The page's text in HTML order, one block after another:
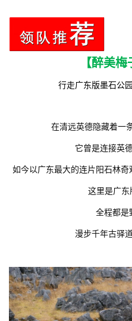
【醉美梅
行走广东版墨石公
在清远英德隐藏着一
它曾是连接英
如今以广东最大的连片阳石林奇
这里是广东
全程都是
漫步千年古驿